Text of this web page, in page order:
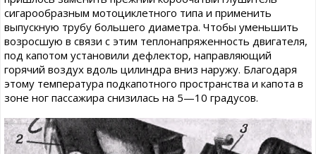
сигарообразным мотоциклетного типа и применить
выпускную трубу большего диаметра. Чтобы уменьшить
возросшую в связи с этим теплонапряженность двигателя,
под капотом установили дефлектор, направляющий
горячий воздух вдоль цилиндра вниз наружу. Благодаря
этому температура подкапотного пространства и капота в
зоне ног пассажира снизилась на 5—10 градусов.